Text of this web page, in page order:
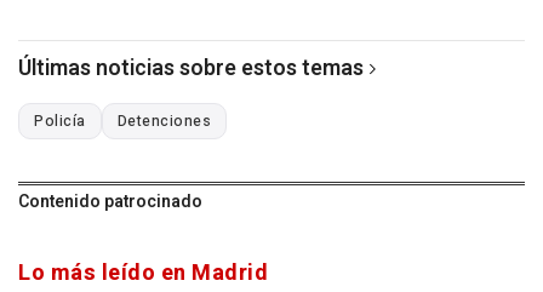
Últimas noticias sobre estos temas
Policía Detenciones
Contenido patrocinado
Lo más leído en Madrid